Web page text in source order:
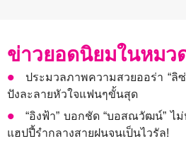
ข่าวยอดนิยมในหมว
ประมวลภาพความสวยออร่า “ลิ
ปังละลายหัวใจแฟนๆขั้นสุด
“อิงฟ้า” บอกชัด “บอสณวัฒน์” ไ
แฮปปี้รำกลางสายฝนจนเป็นไวรัล!